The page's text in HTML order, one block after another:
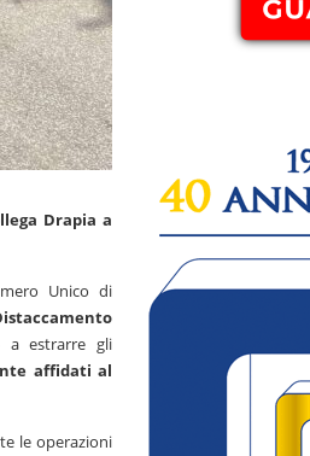
Drapia a
Unico di
a estrarre gli
affidati al
le operazioni